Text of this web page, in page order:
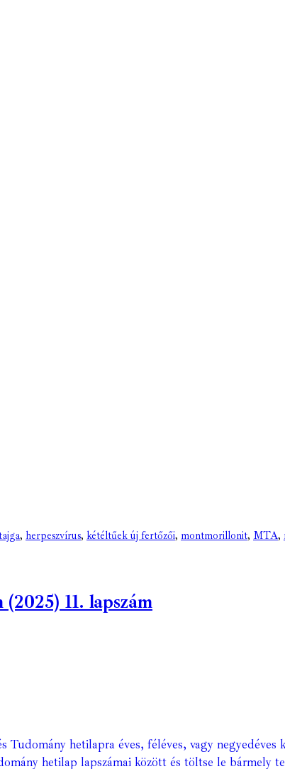
, herpeszvírus, kétéltűek új fertőzői, montmorillonit, MTA,
11. lapszám
Tudomány hetilapra éves, féléves, vagy negyedéves
hetilap lapszámai között és töltse le bármely